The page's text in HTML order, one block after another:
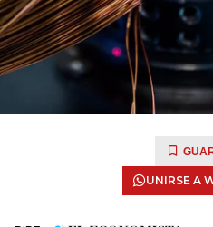
UNIRSE A